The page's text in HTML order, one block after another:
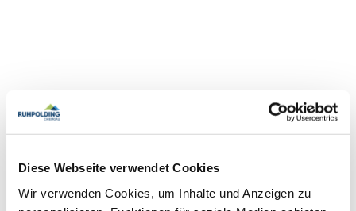
Diese Webseite verwendet Cookies
Wir verwenden Cookies, um Inhalte und Anzeigen zu